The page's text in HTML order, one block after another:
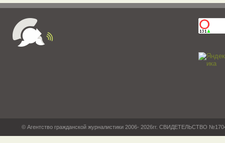
© Агентство гражданской журналистики 2006- 2026гг. СВИДЕТЕЛЬСТВО